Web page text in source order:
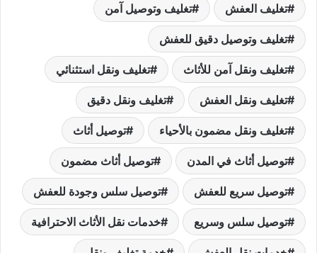
تغليف العفش تغليف وتوصيل آمن
تغليف وتوصيل دقيق للعفش
تغليف ونقل آمن للأثاث تغليف ونقل استثنائي
تغليف ونقل العفش تغليف ونقل دقيق
تغليف ونقل مضمون بالأحياء توصيل أثاث
توصيل أثاث في المدن توصيل أثاث مضمون
توصيل سريع للعفش توصيل سلس وجودة للعفش
توصيل سلس وسريع خدمات نقل الأثاث الاحترافية